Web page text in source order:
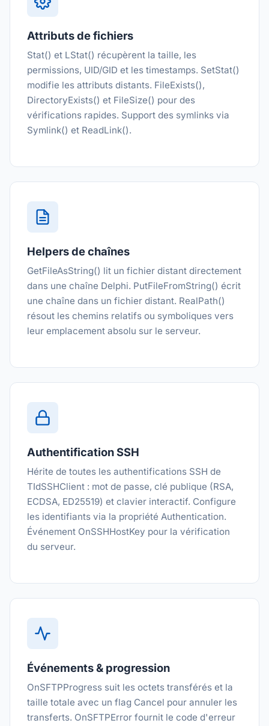
Attributs de fichiers
Stat() et LStat() récupèrent la taille, les
permissions, UID/GID et les timestamps. SetStat()
modifie les attributs distants. FileExists(),
DirectoryExists() et FileSize() pour des
vérifications rapides. Support des symlinks via
Symlink() et ReadLink().
Helpers de chaînes
GetFileAsString() lit un fichier distant directement
dans une chaîne Delphi. PutFileFromString() écrit
une chaîne dans un fichier distant. RealPath()
résout les chemins relatifs ou symboliques vers
leur emplacement absolu sur le serveur.
Authentification SSH
Hérite de toutes les authentifications SSH de
TIdSSHClient : mot de passe, clé publique (RSA,
ECDSA, ED25519) et clavier interactif. Configure
les identifiants via la propriété Authentication.
Événement OnSSHHostKey pour la vérification
du serveur.
Événements & progression
OnSFTPProgress suit les octets transférés et la
taille totale avec un flag Cancel pour annuler les
transferts. OnSFTPError fournit le code d'erreur